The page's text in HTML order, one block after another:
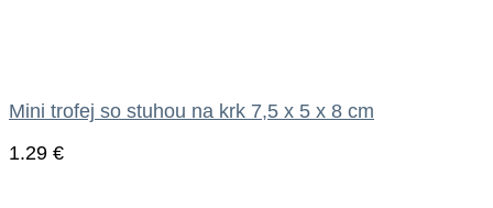
Mini trofej so stuhou na krk 7,5 x 5 x 8 cm
1.29 €